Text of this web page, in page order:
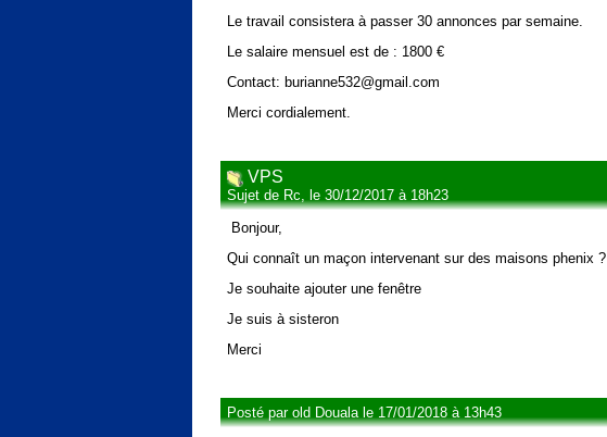
Le travail consistera à passer 30 annonces par semaine.
Le salaire mensuel est de : 1800 €
Contact: burianne532@gmail.com
Merci cordialement.
VPS
Sujet de Rc, le 30/12/2017 à 18h23
Bonjour,
Qui connaît un maçon intervenant sur des maisons phenix ?
Je souhaite ajouter une fenêtre
Je suis à sisteron
Merci
Posté par old Douala le 17/01/2018 à 13h43